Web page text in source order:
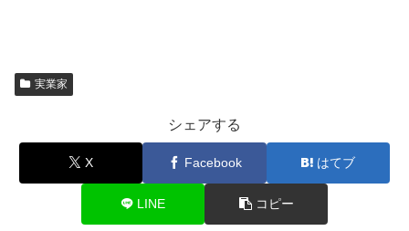
実業家
シェアする
X Facebook はてブ
LINE コピー